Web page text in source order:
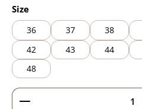
Select
Size
36 37 38
42
43 44
48
Product Quantity: Enter